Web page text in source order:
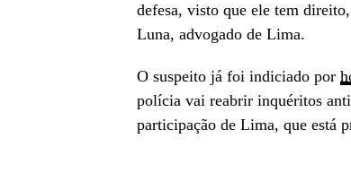
defesa, visto que ele tem
Luna, advogado de Lima.
O suspeito já foi indiciado por
polícia vai reabrir inquéritos
participação de Lima, que está